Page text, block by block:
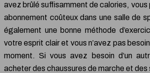
avez brûlé suffisamment de calories, vous
abonnement coûteux dans une salle de
également une bonne méthode
votre esprit clair et vous n’avez pas
moment. Si vous avez besoin d’un
acheter des chaussures de marche et des